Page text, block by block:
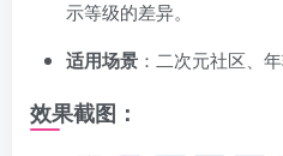
示等级的差异。
适用场景 ：二次元社区、
效果截图：